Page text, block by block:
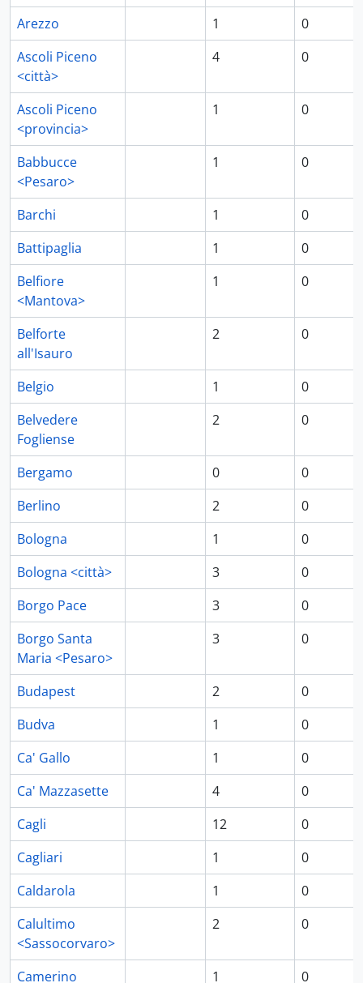
Arezzo
1
0
Ascoli Piceno
<città>
4 0
Ascoli Piceno
<provincia>
1 0
Babbucce
<Pesaro>
1 0
Barchi 1
0
Battipaglia
1
0
Belfiore
<Mantova>
1 0
Belforte
all'Isauro
2 0
Belgio 1
0
Belvedere
Fogliense
2 0
Bergamo 0
0
Berlino
2
0
Bologna
1
0
Bologna <città>
3
0
Borgo Pace
3
0
Borgo Santa
Maria <Pesaro>
3 0
Budapest 2
0
Budva
1
0
Ca' Gallo
1
0
Ca' Mazzasette
4
0
Cagli
12
0
Cagliari
1
0
Caldarola
1
0
Calultimo
<Sassocorvaro>
2 0
Camerino 1 0